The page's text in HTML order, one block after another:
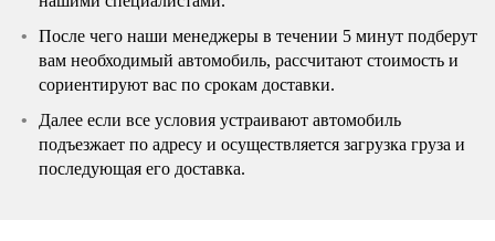
После чего наши менеджеры в течении 5 минут подберут
вам необходимый автомобиль, рассчитают стоимость и
сориентируют вас по срокам доставки.
Далее если все условия устраивают автомобиль
подъезжает по адресу и осуществляется загрузка груза и
последующая его доставка.